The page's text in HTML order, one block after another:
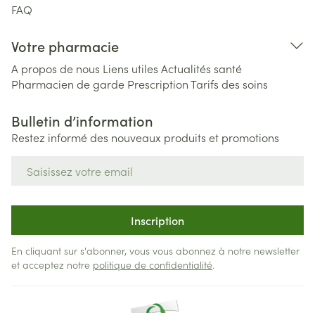
FAQ
Votre pharmacie
A propos de nous Liens utiles Actualités santé
Pharmacien de garde PrescriptionTarifs des soins
Bulletin d’information
Restez informé des nouveaux produits et promotions
Inscription
En cliquant sur s'abonner, vous vous abonnez à notre newsletter
et acceptez notre politique de confidentialité.